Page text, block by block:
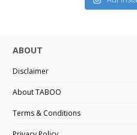
ABOUT
Disclaimer
About TABOO
Terms & Conditions